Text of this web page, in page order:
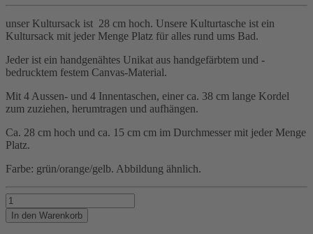
unser Kultursack ist 28 cm hoch. Unsere Kulturtasche ist ein
Kultursack mit jeder Menge Platz für alles rund ums Bad.
Jeder ist ein handgenähtes Unikat aus handgefärbtem und -
bedrucktem festem Canvas-Material.
Mit 4 Aussen- und 4 Innentaschen, einer ca. 38 cm lange Kordel
zum zuziehen, herumtragen und aufhängen.
Ca. 28 cm hoch und ca. 15 cm cm im Durchmesser mit jeder Menge
Platz.
Farbe: grün/orange/gelb. Abbildung ähnlich.
Die
Elbe
hat
In den Warenkorb